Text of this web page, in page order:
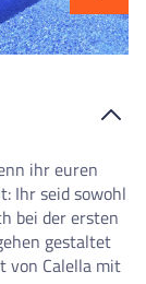
ihr euren
Ihr seid sowohl
bei der ersten
gestaltet
von Calella mit